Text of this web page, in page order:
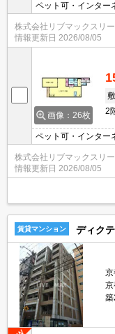
ペット可・インター
株式会社リブマックスリ
情報更新日 2026/08/05
画像：26枚
敷
2
ペット可・インター
株式会社リブマックスリ
情報更新日 2026/08/05
賃貸マンション ディク